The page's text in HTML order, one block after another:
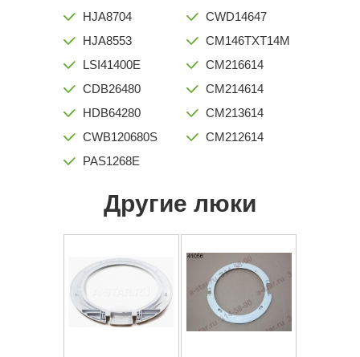
HJA8704
HJA8553
LSI41400E
CDB26480
HDB64280
CWB120680S
PAS1268E
CWD14647
CM146TXT14M
CM216614
CM214614
CM213614
CM212614
Другие люки